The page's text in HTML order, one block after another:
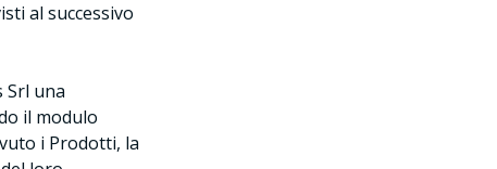
al successivo
Srl una
il modulo
i Prodotti, la